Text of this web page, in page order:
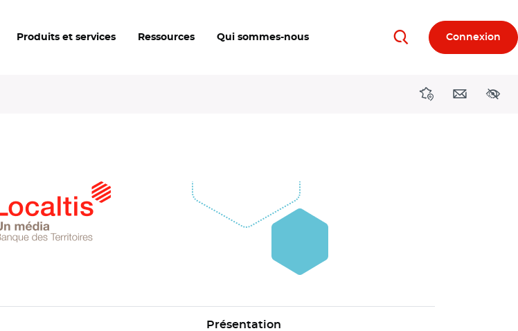
Produits et services Ressources Qui sommes-nous RechercherConnexion
DirectionsContact
Présentation